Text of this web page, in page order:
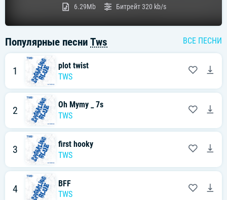
6.29Mb
Битрейт320 kb/s
Популярные песни Tws ВСЕ ПЕСНИ
1
plot twist
TWS
2
Oh Mymy _ 7s
TWS
3
first hooky
TWS
4
BFF
TWS